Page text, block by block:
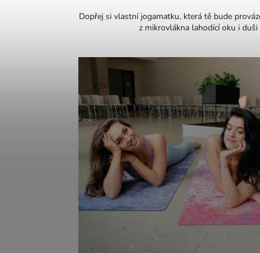
Dopřej si vlastní jogamatku, která tě bude
z mikrovlákna lahodící oku i